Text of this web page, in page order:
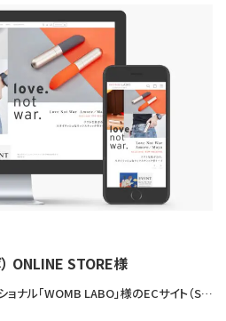
ONLINE STORE様
株式会社サンルイ・インターナッショナル「WOMB LABO」様のECサイト（Shopify）を制作させていただきました。